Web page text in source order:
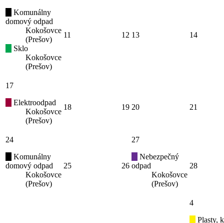
Komunálny
domový odpad
Kokošovce
(Prešov)
Sklo
Kokošovce
(Prešov)
11 12 13 14
17
Elektroodpad
Kokošovce
(Prešov)
18 19 20 21
24
Komunálny
domový odpad
Kokošovce
(Prešov)
25 26
27
Nebezpečný
odpad
Kokošovce
(Prešov)
28
4
Plasty,